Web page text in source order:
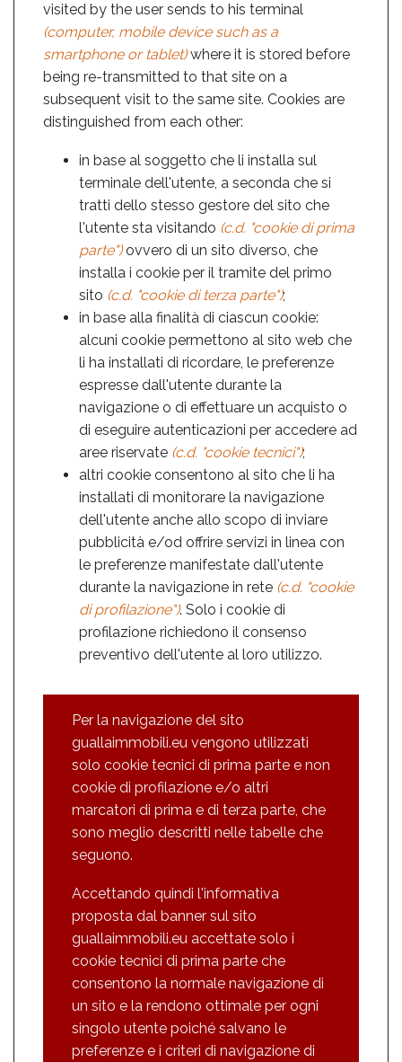
visited by the user sends to his terminal
(computer, mobile device such as a
smartphone or tablet)where it is stored before
being re-transmitted to that site on a
subsequent visit to the same site. Cookies are
distinguished from each other:
in base al soggetto che li installa sul
terminale dell'utente, a seconda che si
tratti dello stesso gestore del sito che
l'utente sta visitando (c.d. "cookie di prima
parte")ovvero di un sito diverso, che
installa i cookie per il tramite del primo
sito (c.d. "cookie di terza parte");
in base alla finalità di ciascun cookie:
alcuni cookie permettono al sito web che
li ha installati di ricordare, le preferenze
espresse dall'utente durante la
navigazione o di effettuare un acquisto o
di eseguire autenticazioni per accedere ad
aree riservate (c.d. "cookie tecnici");
altri cookie consentono al sito che li ha
installati di monitorare la navigazione
dell'utente anche allo scopo di inviare
pubblicità e/od offrire servizi in linea con
le preferenze manifestate dall'utente
durante la navigazione in rete (c.d. "cookie
di profilazione"). Solo i cookie di
profilazione richiedono il consenso
preventivo dell'utente al loro utilizzo.
Per la navigazione del sito
guallaimmobili.eu vengono utilizzati
solo cookie tecnici di prima parte e non
cookie di profilazione e/o altri
marcatori di prima e di terza parte, che
sono meglio descritti nelle tabelle che
seguono.
Accettando quindi l'informativa
proposta dal banner sul sito
guallaimmobili.eu accettate solo i
cookie tecnici di prima parte che
consentono la normale navigazione di
un sito e la rendono ottimale per ogni
singolo utente poiché salvano le
preferenze e i criteri di navigazione di